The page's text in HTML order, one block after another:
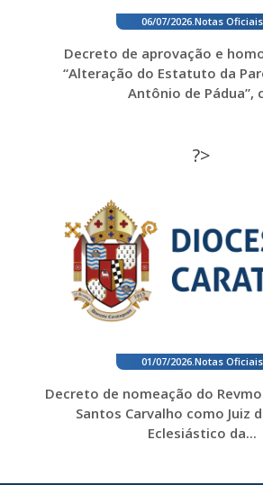
06/07/2026. Notas Oficiais
Decreto de aprovação e
“Alteração do Estatuto da
Antônio de Pádua”,
?>
01/07/2026. Notas Oficiais
Decreto de nomeação do
Santos Carvalho como Juiz
Eclesiástico da...